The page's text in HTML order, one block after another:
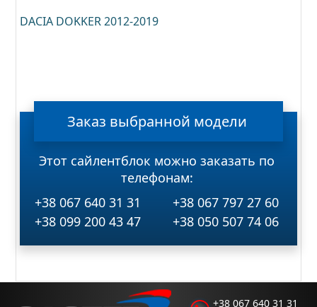
DACIA DOKKER 2012-2019
Заказ выбранной модели
Этот сайлентблок можно заказать по
телефонам:
+38 067 640 31 31
+38 067 797 27 60
+38 099 200 43 47
+38 050 507 74 06
+38 067 640 31 31